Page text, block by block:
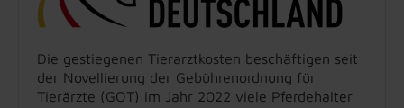
Die gestiegenen Tierarztkosten beschäftigen seit
der Novellierung der Gebührenordnung für
Tierärzte (GOT) im Jahr 2022 viele Pferdehalter